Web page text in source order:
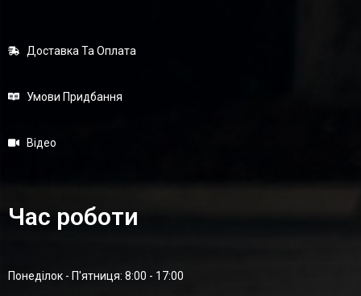
Доставка Та Оплата
Умови Придбання
Відео
Час роботи
Понеділок - П'ятниця: 8:00 - 17:00